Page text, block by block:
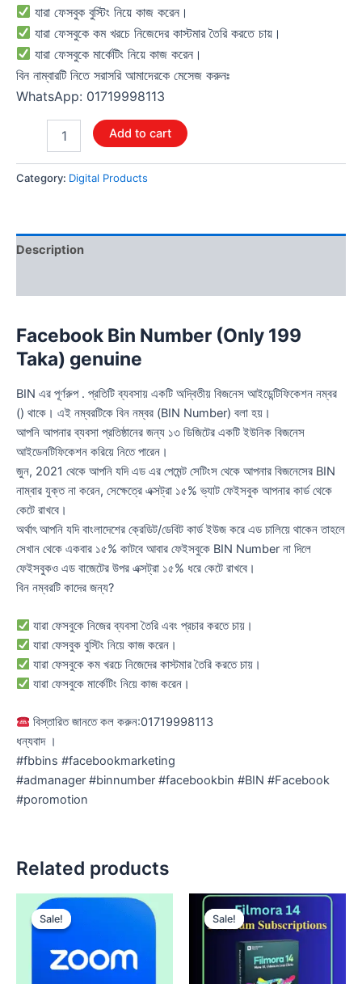
যারা ফেসবুক বুস্টিং নিয়ে কাজ করেন।
যারা ফেসবুকে কম খরচে নিজেদের কাস্টমার তৈরি করতে চায়।
যারা ফেসবুকে মার্কেটিং নিয়ে কাজ করেন।
বিন নাম্বারটি নিতে সরাসরি আমাদেরকে মেসেজ করুনঃ
WhatsApp: 01719998113
Add to cart
Category: Digital Products
Description
Facebook Bin Number (Only 199
Taka) genuine
BIN এর পূর্ণরুপ . প্রতিটি ব্যবসায় একটি অদ্বিতীয় বিজনেস আইডেন্টিফিকেশন নম্বর
() থাকে। এই নম্বরটিকে বিন নম্বর (BIN Number) বলা হয়।
আপনি আপনার ব্যবসা প্রতিষ্ঠানের জন্য ১৩ ডিজিটের একটি ইউনিক বিজনেস
আইডেনটিফিকেশন করিয়ে নিতে পারেন।
জুন, 2021 থেকে আপনি যদি এড এর পেমেন্ট সেটিংস থেকে আপনার বিজনেসের BIN
নাম্বার যুক্ত না করেন, সেক্ষেত্রে এক্সট্রা ১৫% ভ্যাট ফেইসবুক আপনার কার্ড থেকে
কেটে রাখবে।
অর্থাৎ আপনি যদি বাংলাদেশের ক্রেডিট/ডেবিট কার্ড ইউজ করে এড চালিয়ে থাকেন তাহলে
সেখান থেকে একবার ১৫% কাটবে আবার ফেইসবুকে BIN Number না দিলে
ফেইসবুকও এড বাজেটের উপর এক্সট্রা ১৫% ধরে কেটে রাখবে।
বিন নম্বরটি কাদের জন্য?
যারা ফেসবুকে নিজের ব্যবসা তৈরি এবং প্রচার করতে চায়।
যারা ফেসবুক বুস্টিং নিয়ে কাজ করেন।
যারা ফেসবুকে কম খরচে নিজেদের কাস্টমার তৈরি করতে চায়।
যারা ফেসবুকে মার্কেটিং নিয়ে কাজ করেন।
বিস্তারিত জানতে কল করুন:01719998113
ধন্যবাদ ।
#fbbins #facebookmarketing
#admanager #binnumber #facebookbin #BIN #Facebook
#poromotion
Related products
Sale!
Sale!
Original
price
was:
Current
price
Sale!
Sale!
Original
price
was:
1,000.00৳ .
Current
price
is:
299.00৳ .